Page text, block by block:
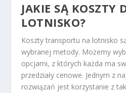
JAKIE SĄ KOSZTY
LOTNISKO?
Koszty transportu na lotnisko
wybranej metody. Możemy
opcjami, z których każda ma
przedziały cenowe. Jednym z
rozwiązań jest korzystanie z